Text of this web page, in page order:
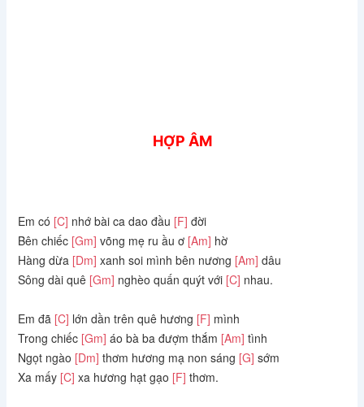
HỢP ÂM
Em có [C] nhớ bài ca dao đầu [F] đời
Bên chiếc [Gm] võng mẹ ru ầu ơ [Am] hờ
Hàng dừa [Dm] xanh soi mình bên nương [Am] dâu
Sông dài quê [Gm] nghèo quấn quýt với [C] nhau.
Em đã [C] lớn dần trên quê hương [F] mình
Trong chiếc [Gm] áo bà ba đượm thắm [Am] tình
Ngọt ngào [Dm] thơm hương mạ non sáng [G] sớm
Xa mấy [C] xa hương hạt gạo [F] thơm.